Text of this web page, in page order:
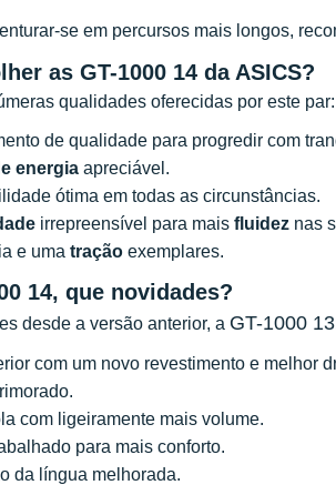
se em percursos mais longos,
as GT-1000 14 da ASICS?
qualidades oferecidas por este par:
de qualidade para progredir com
energia apreciável.
ótima em todas as circunstâncias.
irrepreensível para mais fluidez nas
e uma tração exemplares.
14, que novidades?
desde a versão anterior, a GT-1000 13
com um novo revestimento e melhor
com ligeiramente mais volume.
para mais conforto.
da língua melhorada.